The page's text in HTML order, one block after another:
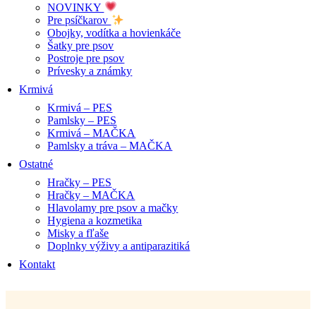
NOVINKY
Pre psíčkarov
Obojky, vodítka a hovienkáče
Šatky pre psov
Postroje pre psov
Prívesky a známky
Krmivá
Krmivá – PES
Pamlsky – PES
Krmivá – MAČKA
Pamlsky a tráva – MAČKA
Ostatné
Hračky – PES
Hračky – MAČKA
Hlavolamy pre psov a mačky
Hygiena a kozmetika
Misky a fľaše
Doplnky výživy a antiparazitiká
Kontakt